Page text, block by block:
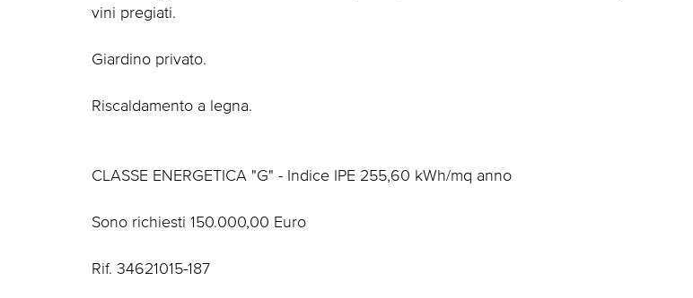
vini pregiati.
Giardino privato.
Riscaldamento a legna.
CLASSE ENERGETICA "G" - Indice IPE 255,60 kWh/mq anno
Sono richiesti 150.000,00 Euro
Rif. 34621015-187